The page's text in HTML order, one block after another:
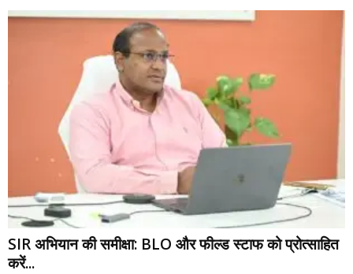
SIR अभियान की समीक्षा: BLO और फील्ड स्टाफ को प्रोत्साहित
करें...